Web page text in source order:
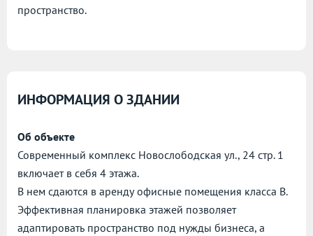
пространство.
ИНФОРМАЦИЯ О ЗДАНИИ
Об объекте
Современный комплекс Новослободская ул., 24 стр. 1
включает в себя 4 этажа.
В нем сдаются в аренду офисные помещения класса B.
Эффективная планировка этажей позволяет
адаптировать пространство под нужды бизнеса, а